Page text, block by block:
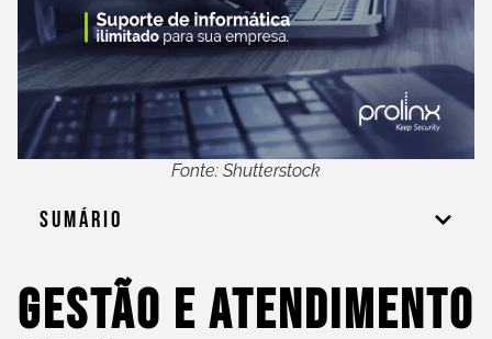
Fonte: Shutterstock
Sumário
Gestão E Atendimento